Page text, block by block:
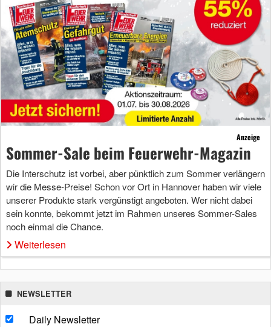
Anzeige
Sommer-Sale beim Feuerwehr-Magazin
Die Interschutz ist vorbei, aber pünktlich zum Sommer verlängern
wir die Messe-Preise! Schon vor Ort in Hannover haben wir viele
unserer Produkte stark vergünstigt angeboten. Wer nicht dabei
sein konnte, bekommt jetzt im Rahmen unseres Sommer-Sales
noch einmal die Chance.
Weiterlesen
NEWSLETTER
Daily Newsletter